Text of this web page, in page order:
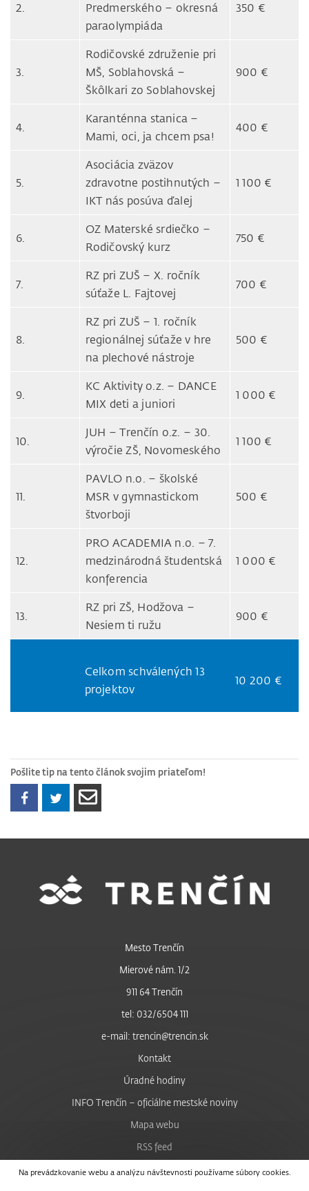
2.
Predmerského – okresná
paraolympiáda
350 €
3.
Rodičovské združenie pri
MŠ, Soblahovská –
Škôlkari zo Soblahovskej
900 €
4.
Karanténna stanica –
Mami, oci, ja chcem psa!
400 €
5.
Asociácia zväzov
zdravotne postihnutých –
IKT nás posúva ďalej
1 100 €
6.
OZ Materské srdiečko –
Rodičovský kurz
750 €
7.
RZ pri ZUŠ – X. ročník
súťaže L. Fajtovej
700 €
8.
RZ pri ZUŠ – 1. ročník
regionálnej súťaže v hre
na plechové nástroje
500 €
9.
KC Aktivity o.z. – DANCE
MIX deti a juniori
1 000 €
10.
JUH – Trenčín o.z. – 30.
výročie ZŠ, Novomeského
1 100 €
11.
PAVLO n.o. – školské
MSR v gymnastickom
štvorboji
500 €
12.
PRO ACADEMIA n.o. – 7.
medzinárodná študentská
konferencia
1 000 €
13.
RZ pri ZŠ, Hodžova –
Nesiem ti ružu
900 €
Celkom schválených 13
projektov
10 200 €
Pošlite tip na tento článok svojim priateľom!
Na prevádzkovanie webu a analýzu návštevnosti používame súbory cookies.
Mesto Trenčín
Mierové nám. 1/2
911 64 Trenčín
tel: 032/6504 111
e-mail: trencin@trencin.sk
Kontakt
Úradné hodiny
INFO Trenčín – oficiálne mestské noviny
Mapa webu
RSS feed
Nastavenie cookies